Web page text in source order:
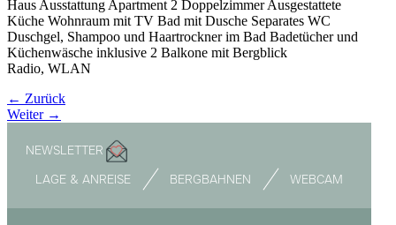
Haus Ausstattung Apartment 2 Doppelzimmer Ausgestattete
Küche Wohnraum mit TV Bad mit Dusche Separates WC
Duschgel, Shampoo und Haartrockner im Bad Badetücher und
Küchenwäsche inklusive 2 Balkone mit Bergblick
Radio, WLAN
← Zurück
Weiter →
NEWSLETTER
LAGE & ANREISE
BERGBAHNEN WEBCAM